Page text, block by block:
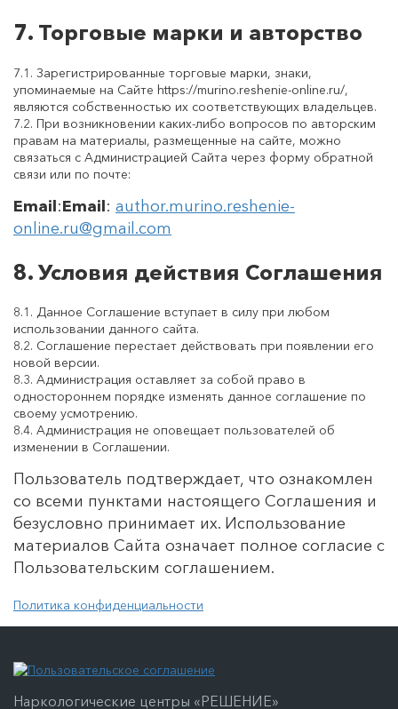
7. Торговые марки и авторство
7.1. Зарегистрированные торговые марки, знаки,
упоминаемые на Сайте https://murino.reshenie-online.ru/,
являются собственностью их соответствующих владельцев.
7.2. При возникновении каких-либо вопросов по авторским
правам на материалы, размещенные на сайте, можно
связаться с Администрацией Сайта через форму обратной
связи или по почте:
Email:Email: author.murino.reshenie-
online.ru@gmail.com
8. Условия действия Соглашения
8.1. Данное Соглашение вступает в силу при любом
использовании данного сайта.
8.2. Соглашение перестает действовать при появлении его
новой версии.
8.3. Администрация оставляет за собой право в
одностороннем порядке изменять данное соглашение по
своему усмотрению.
8.4. Администрация не оповещает пользователей об
изменении в Соглашении.
Пользователь подтверждает, что ознакомлен
со всеми пунктами настоящего Соглашения и
безусловно принимает их. Использование
материалов Сайта означает полное согласие с
Пользовательским соглашением.
Политика конфиденциальности
Наркологические центры «РЕШЕНИЕ»